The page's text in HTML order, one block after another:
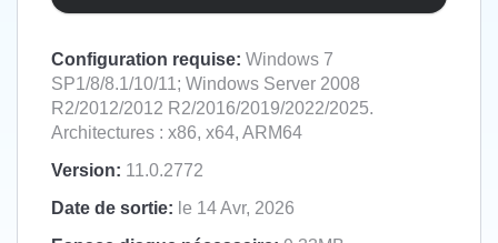
Configuration requise: Windows 7
SP1/8/8.1/10/11; Windows Server 2008
R2/2012/2012 R2/2016/2019/2022/2025.
Architectures : x86, x64, ARM64
Version: 11.0.2772
Date de sortie: le 14 Avr, 2026